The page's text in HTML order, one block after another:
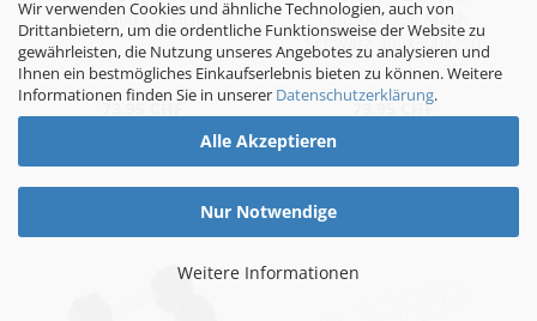
Wir verwenden Cookies und ähnliche Technologien, auch von
Drittanbietern, um die ordentliche Funktionsweise der Website zu
gewährleisten, die Nutzung unseres Angebotes zu analysieren und
Ihnen ein bestmögliches Einkaufserlebnis bieten zu können. Weitere
Informationen finden Sie in unserer Datenschutzerklärung.
Alle Akzeptieren
Nur Notwendige
Weitere Informationen
300x500 cm HDPE
73.95 CHF
Outdoor 156 Mesh
Schwarz 300x300x250
cm
73.95 CHF